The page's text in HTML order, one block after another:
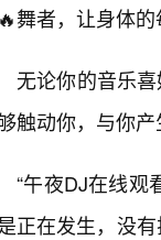
舞者，让身体
无论你的音乐
触动你，与你产
“午夜DJ在线观
正在发生，没